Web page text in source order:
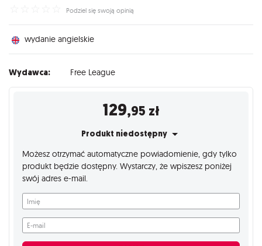
Podziel się swoją opinią
wydanie angielskie
Wydawca: Free League
129,95 zł
Produkt niedostępny
Możesz otrzymać automatyczne powiadomienie, gdy tylko
produkt będzie dostępny. Wystarczy, że wpiszesz poniżej
swój adres e-mail.
Imię
E-mail